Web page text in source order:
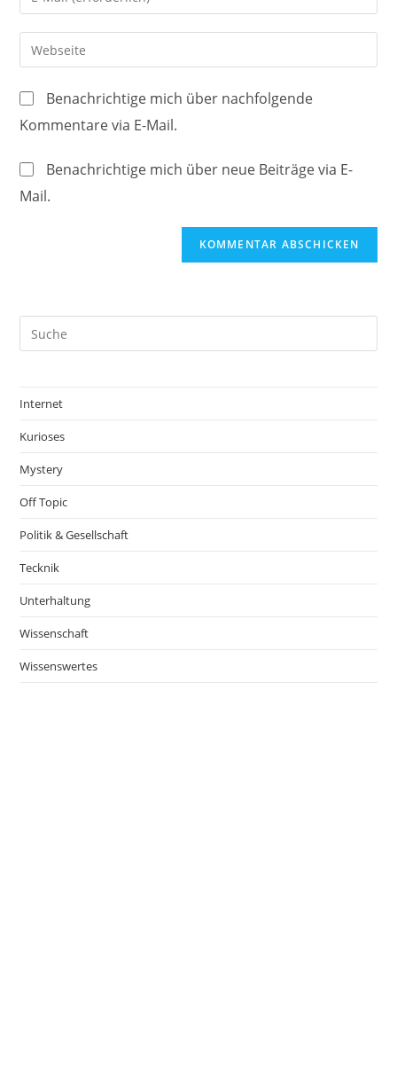
oder
Benutzernamen
zum
ein
deine
E-
Mail-
zum
Kommentieren
Gib
deine
Website-
URL
ein
Benachrichtige mich über nachfolgende
Kommentare via E-Mail.
Benachrichtige mich über neue Beiträge via E-
Mail.
Internet
Kurioses
Mystery
Off Topic
Politik & Gesellschaft
Tecknik
Unterhaltung
Wissenschaft
Wissenswertes